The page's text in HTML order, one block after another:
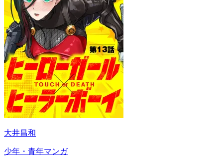
大井昌和
少年・青年マンガ